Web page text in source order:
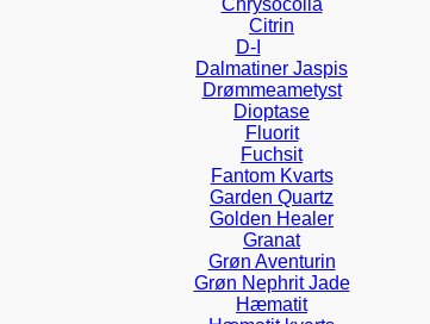
Chrysocolla
Citrin
D-I
Dalmatiner Jaspis
Drømmeametyst
Dioptase
Fluorit
Fuchsit
Fantom Kvarts
Garden Quartz
Golden Healer
Granat
Grøn Aventurin
Grøn Nephrit Jade
Hæmatit